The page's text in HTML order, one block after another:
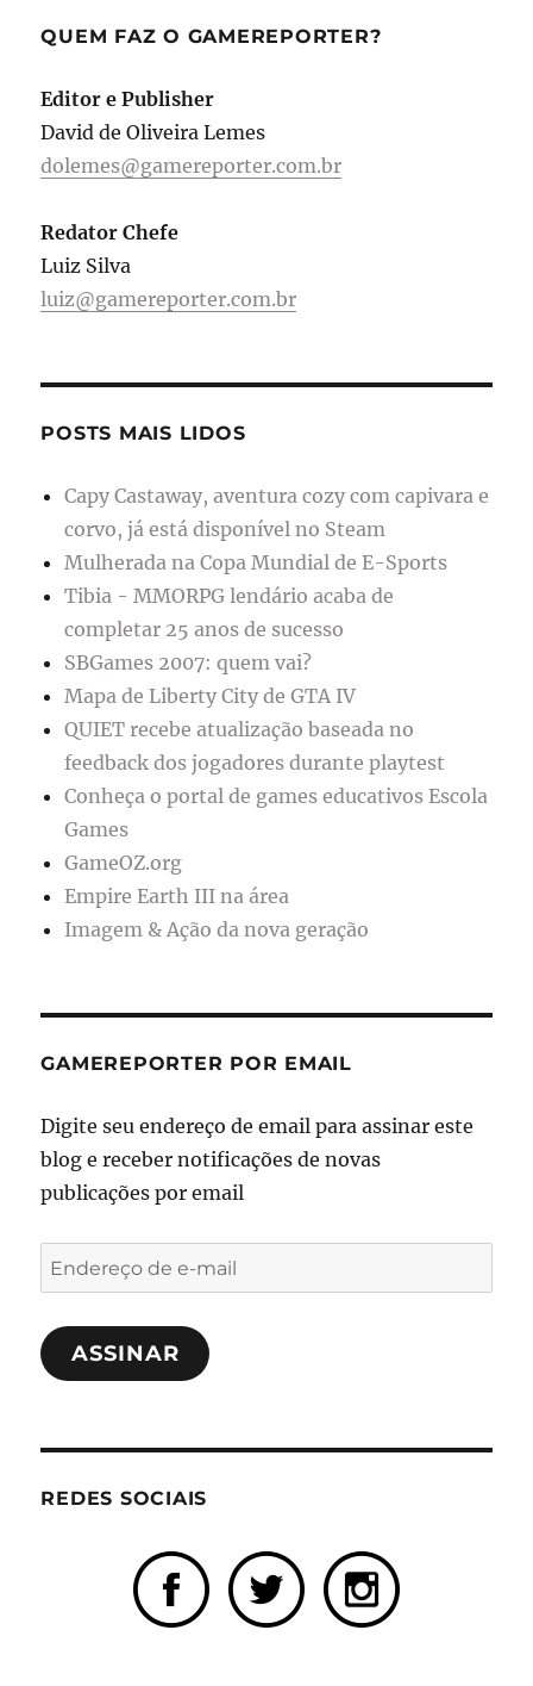
QUEM FAZ O GAMEREPORTER?
Editor e Publisher
David de Oliveira Lemes
dolemes@gamereporter.com.br
Redator Chefe
Luiz Silva
luiz@gamereporter.com.br
POSTS MAIS LIDOS
Capy Castaway, aventura cozy com capivara e
corvo, já está disponível no Steam
Mulherada na Copa Mundial de E-Sports
Tibia - MMORPG lendário acaba de
completar 25 anos de sucesso
SBGames 2007: quem vai?
Mapa de Liberty City de GTA IV
QUIET recebe atualização baseada no
feedback dos jogadores durante playtest
Conheça o portal de games educativos Escola
Games
GameOZ.org
Empire Earth III na área
Imagem & Ação da nova geração
GAMEREPORTER POR EMAIL
Digite seu endereço de email para assinar este
blog e receber notificações de novas
publicações por email
Endereço
de
e-
mailASSINAR
REDES SOCIAIS